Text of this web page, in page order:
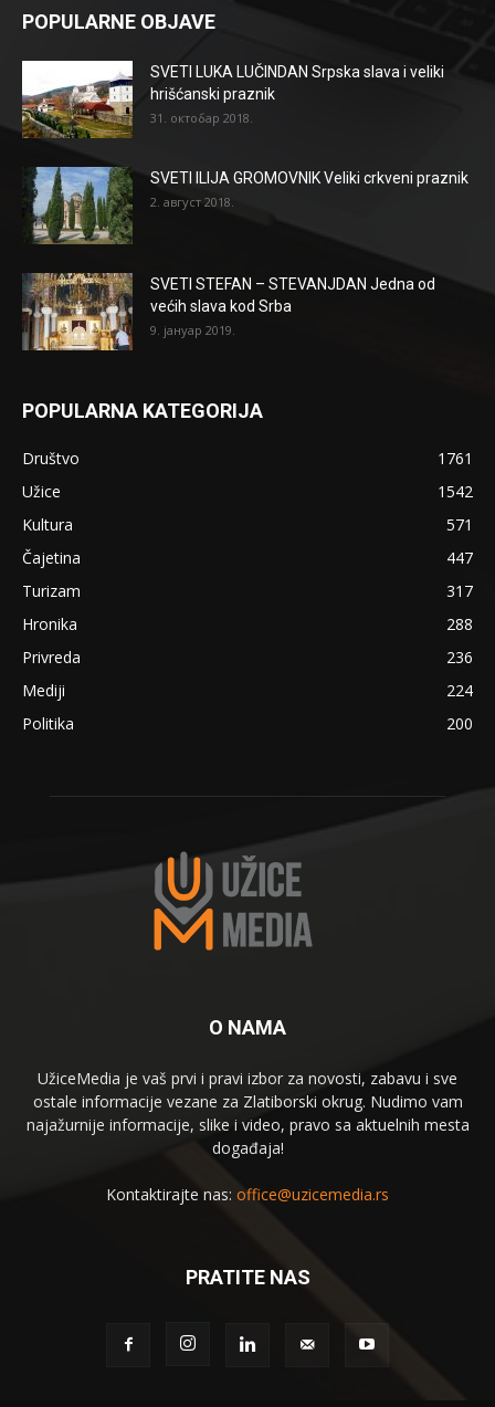
POPULARNE OBJAVE
SVETI LUKA LUČINDAN Srpska slava i veliki
hrišćanski praznik
31. октобар 2018.
SVETI ILIJA GROMOVNIK Veliki crkveni praznik
2. август 2018.
SVETI STEFAN – STEVANJDAN Jedna od
većih slava kod Srba
9. јануар 2019.
POPULARNA KATEGORIJA
Društvo
1761
Užice
1542
Kultura
571
Čajetina
447
Turizam
317
Hronika
288
Privreda
236
Mediji
224
Politika
200
O NAMA
UžiceMedia je vaš prvi i pravi izbor za novosti, zabavu i sve
ostale informacije vezane za Zlatiborski okrug. Nudimo vam
najažurnije informacije, slike i video, pravo sa aktuelnih mesta
događaja!
Kontaktirajte nas: office@uzicemedia.rs
PRATITE NAS